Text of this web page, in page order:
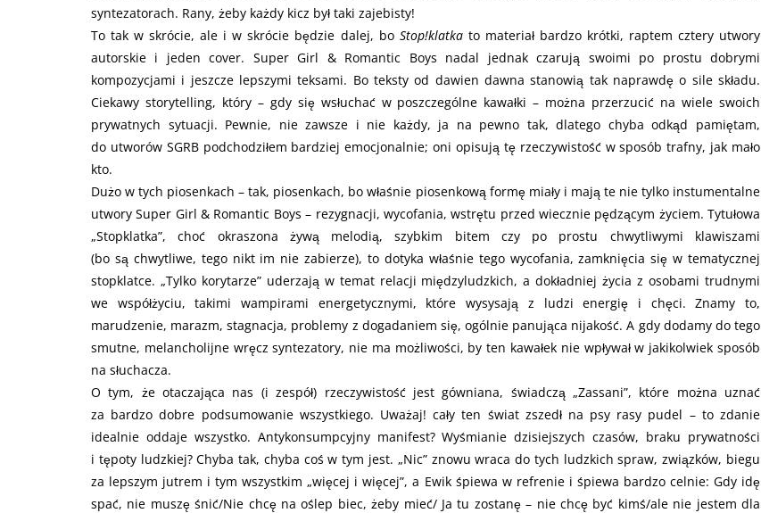
syntezatorach. Rany, żeby każdy kicz był taki zajebisty!
To tak w skrócie, ale i w skrócie będzie dalej, bo Stop!klatkato materiał bardzo krótki, raptem cztery utwory
autorskie i jeden cover. Super Girl & Romantic Boys nadal jednak czarują swoimi po prostu dobrymi
kompozycjami i jeszcze lepszymi teksami. Bo teksty od dawien dawna stanowią tak naprawdę o sile składu.
Ciekawy storytelling, który – gdy się wsłuchać w poszczególne kawałki – można przerzucić na wiele swoich
prywatnych sytuacji. Pewnie, nie zawsze i nie każdy, ja na pewno tak, dlatego chyba odkąd pamiętam,
do utworów SGRB podchodziłem bardziej emocjonalnie; oni opisują tę rzeczywistość w sposób trafny, jak mało
kto.
Dużo w tych piosenkach – tak, piosenkach, bo właśnie piosenkową formę miały i mają te nie tylko instumentalne
utwory Super Girl & Romantic Boys – rezygnacji, wycofania, wstrętu przed wiecznie pędzącym życiem. Tytułowa
„Stopklatka”, choć okraszona żywą melodią, szybkim bitem czy po prostu chwytliwymi klawiszami
(bo są chwytliwe, tego nikt im nie zabierze), to dotyka właśnie tego wycofania, zamknięcia się w tematycznej
stopklatce. „Tylko korytarze” uderzają w temat relacji międzyludzkich, a dokładniej życia z osobami trudnymi
we współżyciu, takimi wampirami energetycznymi, które wysysają z ludzi energię i chęci. Znamy to,
marudzenie, marazm, stagnacja, problemy z dogadaniem się, ogólnie panująca nijakość. A gdy dodamy do tego
smutne, melancholijne wręcz syntezatory, nie ma możliwości, by ten kawałek nie wpływał w jakikolwiek sposób
na słuchacza.
O tym, że otaczająca nas (i zespół) rzeczywistość jest gówniana, świadczą „Zassani”, które można uznać
za bardzo dobre podsumowanie wszystkiego. Uważaj! cały ten świat zszedł na psy rasy pudel – to zdanie
idealnie oddaje wszystko. Antykonsumpcyjny manifest? Wyśmianie dzisiejszych czasów, braku prywatności
i tępoty ludzkiej? Chyba tak, chyba coś w tym jest. „Nic” znowu wraca do tych ludzkich spraw, związków, biegu
za lepszym jutrem i tym wszystkim „więcej i więcej”, a Ewik śpiewa w refrenie i śpiewa bardzo celnie: Gdy idę
spać, nie muszę śnić/Nie chcę na oślep biec, żeby mieć/ Ja tu zostanę – nie chcę być kimś/ale nie jestem dla